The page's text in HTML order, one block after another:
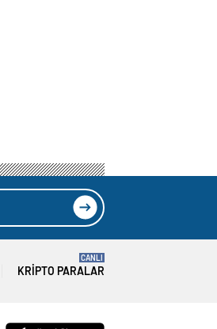
KRIPTO PARALAR
CANLI